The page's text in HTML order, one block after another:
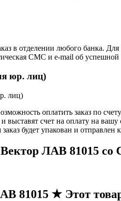
в отделении любого банка.
СМС и e-mail об
юр. лиц)
оплатить заказ по
счет на оплату на вашу
будет упакован и отправлен
ЛАВ 81015 со
81015 ★ Этот